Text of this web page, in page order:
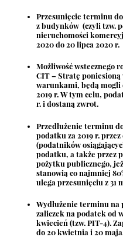
Przesunięcie terminu
z budynków (czyli tzw.
nieruchomości
2020 do 20 lipca 2020 r.
Możliwość wstecznego
CIT –Stratę poniesioną
warunkami, będą mogli
2019 r. W tym celu,
r. i dostaną zwrot.
Przedłużenie terminu
podatku za 2019 r.
(podatników
podatku, a także przez
pożytku publicznego,
stanowią co najmniej
ulega przesunięciu z 31
Wydłużenie terminu na
zaliczek na podatek od
kwiecień (tzw. PIT-4).
do 20 kwietnia i 20